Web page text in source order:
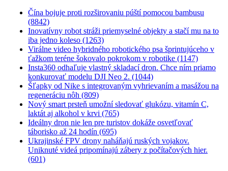
Čína bojuje proti rozširovaniu púští pomocou bambusu
(8842)
Inovatívny robot stráži priemyselné objekty a stačí mu na to
iba jedno koleso (1263)
Virálne video hybridného robotického psa šprintujúceho v
ťažkom teréne šokovalo pokrokom v robotike (1147)
Insta360 odhaľuje vlastný skladací dron. Chce ním priamo
konkurovať modelu DJI Neo 2. (1044)
Šľapky od Nike s integrovaným vyhrievaním a masážou na
regeneráciu nôh (809)
Nový smart prsteň umožní sledovať glukózu, vitamín C,
laktát aj alkohol v krvi (765)
Ideálny dron nie len pre turistov dokáže osvetľovať
táborisko až 24 hodín (695)
Ukrajinské FPV drony naháňajú ruských vojakov.
Uniknuté videá pripomínajú zábery z počítačových hier.
(601)